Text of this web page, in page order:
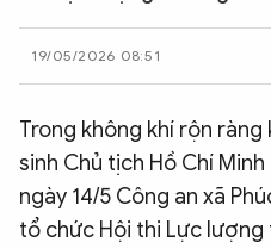
QUỐC TẾ
VĂN HÓA - THỂ THAO
BẠN ĐỌC & CAND
19/05/2026 08:51
Trong không khí rộn ràng
sinh Chủ tịch Hồ Chí
ngày 14/5 Công an xã
tổ chức Hội thi Lực lượng